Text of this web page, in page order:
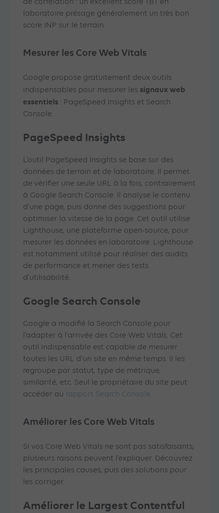
de corrélation : un excellent score TBT en
laboratoire présage généralement un très bon
score INP sur le terrain.
Mesurer les Core Web Vitals
Google propose gratuitement deux outils
indispensables pour mesurer les signaux web
essentiels : PageSpeed Insights et Search
Console.
PageSpeed Insights
L’outil PageSpeed Insights se base sur des
données de terrain et de laboratoire. Il permet
de vérifier une seule URL à la fois, contrairement
à Google Search Console. Il analyse le contenu
d’une page, puis donne des suggestions pour
optimiser la vitesse de la page. Cet outil utilise
Lighthouse, une plateforme open-source, pour
mesurer les données en laboratoire. Lighthouse
est notamment utilisé pour réaliser des audits
de performance et mener des tests
d’utilisabilité.
Google Search Console
Google a modifié la Search Console pour
l’adapter à l’arrivée des Core Web Vitals. Cet
outil indispensable est capable de mesurer
toutes les URL d’un site en même temps. Il les
regroupe par statut, type de métrique,
similarité, etc. Seul le propriétaire du site peut
accéder au rapport Search Console.
Améliorer les Core Web Vitals
Si vos Core Web Vitals ne sont pas satisfaisants,
plusieurs raisons peuvent l’expliquer. Découvrez
les principales causes, puis des solutions pour
les corriger.
Améliorer le Largest Contentful